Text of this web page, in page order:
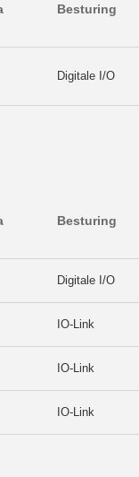
Besturing
Digitale I/O
Besturing
Digitale I/O
IO-Link
IO-Link
IO-Link